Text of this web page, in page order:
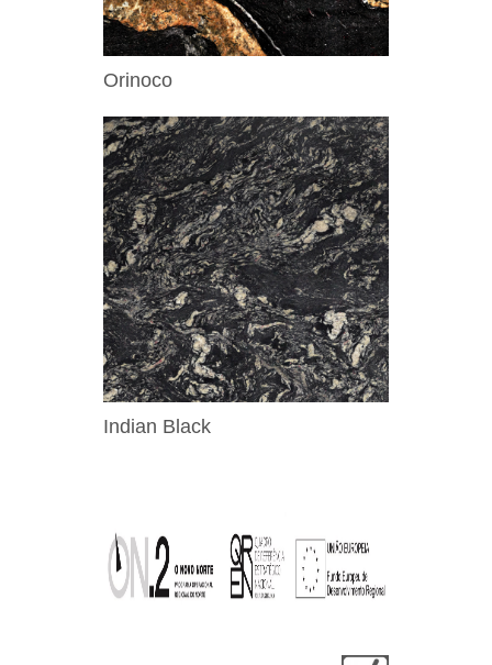
Orinoco
Indian Black